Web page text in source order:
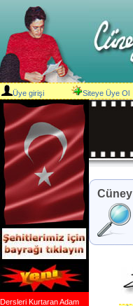
Üye girişi Siteye Üye Ol
Dersleri Kurtaran Adam